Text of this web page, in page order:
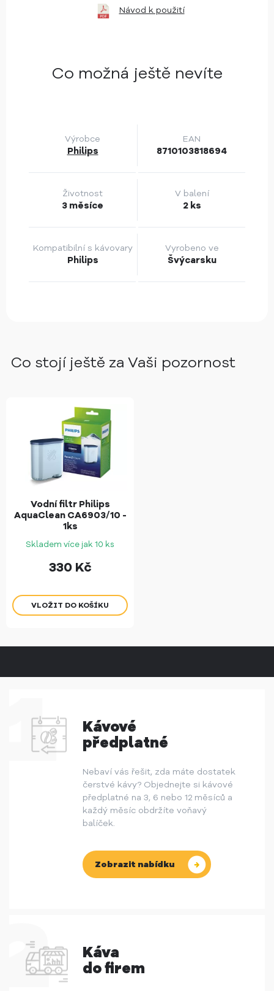
Návod k použití
Co možná ještě nevíte
Výrobce
Philips
EAN
8710103818694
Životnost
3 měsíce
V balení
2 ks
Kompatibilní s kávovary
Philips
Vyrobeno ve
Švýcarsku
Co stojí ještě za Vaši pozornost
Vodní filtr Philips
AquaClean CA6903/10 -
1ks
Skladem více jak 10 ks
330 Kč
Kávové
předplatné
Nebaví vás řešit, zda máte dostatek
čerstvé kávy? Objednejte si kávové
předplatné na 3, 6 nebo 12 měsíců a
každý měsíc obdržíte voňavý
balíček.
Zobrazit nabídku
Káva
do firem